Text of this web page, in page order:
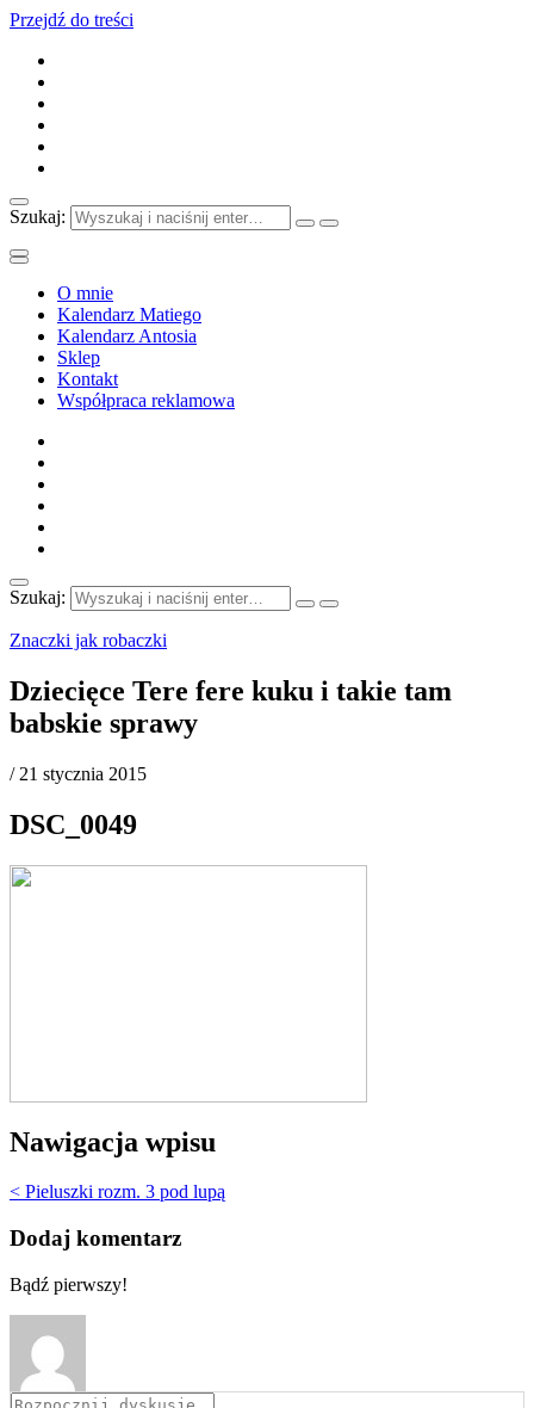
Przejdź do treści
Szukaj:
O mnie
Kalendarz Matiego
Kalendarz Antosia
Sklep
Kontakt
Współpraca reklamowa
Szukaj:
Znaczki jak robaczki
Dziecięce Tere fere kuku i takie tam
babskie sprawy
/ 21 stycznia 2015
DSC_0049
Nawigacja wpisu
< Pieluszki rozm. 3 pod lupą
Dodaj komentarz
Bądź pierwszy!